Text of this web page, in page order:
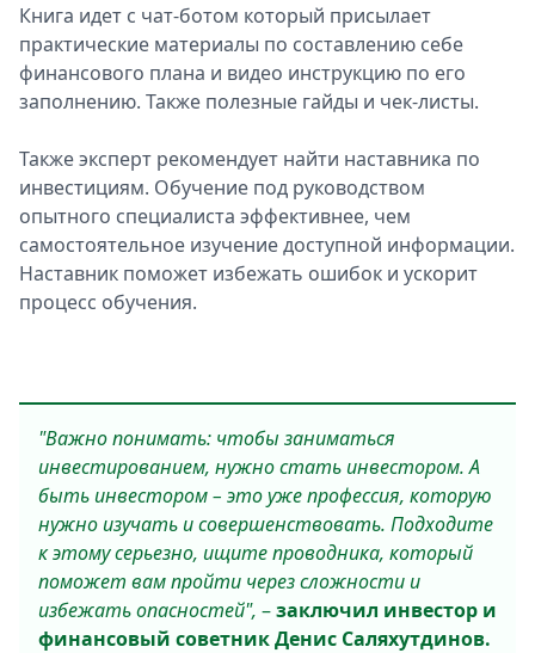
Книга идет с чат-ботом который присылает
практические материалы по составлению себе
финансового плана и видео инструкцию по его
заполнению. Также полезные гайды и чек-листы.
Также эксперт рекомендует найти наставника по
инвестициям. Обучение под руководством
опытного специалиста эффективнее, чем
самостоятельное изучение доступной информации.
Наставник поможет избежать ошибок и ускорит
процесс обучения.
"Важно понимать: чтобы заниматься
инвестированием, нужно стать инвестором. А
быть инвестором – это уже профессия, которую
нужно изучать и совершенствовать. Подходите
к этому серьезно, ищите проводника, который
поможет вам пройти через сложности и
избежать опасностей", –заключил инвестор и
финансовый советник Денис Саляхутдинов.